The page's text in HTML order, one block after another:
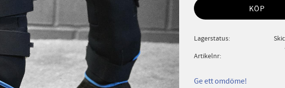
KÖP
Lagerstatus
Artikelnr
Ge ett omdöme!